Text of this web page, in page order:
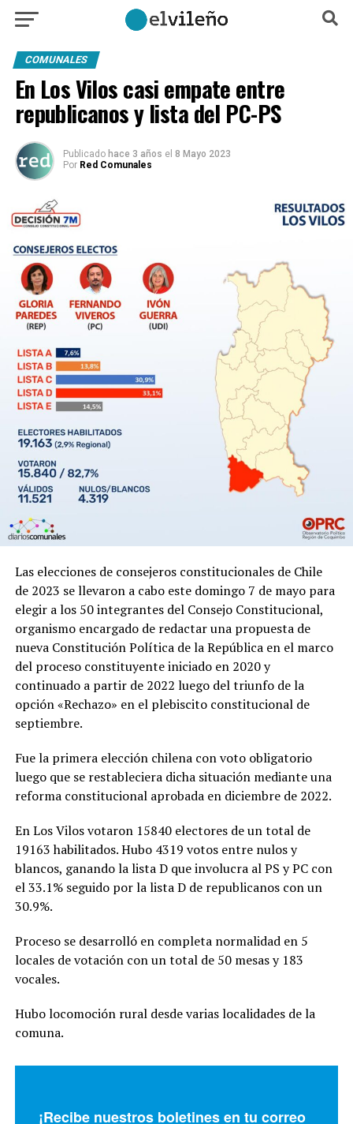
COMUNALES
En Los Vilos casi empate entre
republicanos y lista del PC-PS
Publicado hace 3 años el 8 Mayo 2023
Por Red Comunales
Las elecciones de consejeros constitucionales de Chile
de 2023 se llevaron a cabo este domingo 7 de mayo para
elegir a los 50 integrantes del Consejo Constitucional,
organismo encargado de redactar una propuesta de
nueva Constitución Política de la República en el marco
del proceso constituyente iniciado en 2020 y
continuado a partir de 2022 luego del triunfo de la
opción «Rechazo» en el plebiscito constitucional de
septiembre.
Fue la primera elección chilena con voto obligatorio
luego que se restableciera dicha situación mediante una
reforma constitucional aprobada en diciembre de 2022.
En Los Vilos votaron 15840 electores de un total de
19163 habilitados. Hubo 4319 votos entre nulos y
blancos, ganando la lista D que involucra al PS y PC con
el 33.1% seguido por la lista D de republicanos con un
30.9%.
Proceso se desarrolló en completa normalidad en 5
locales de votación con un total de 50 mesas y 183
vocales.
Hubo locomoción rural desde varias localidades de la
comuna.